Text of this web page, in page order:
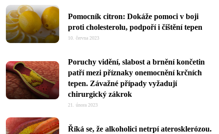
Pomocník citron: Dokáže pomoci v boji
proti cholesterolu, podpoří i čištění tepen
10. června 2023
Poruchy vidění, slabost a brnění končetin
patří mezi příznaky onemocnění krčních
tepen. Závažné případy vyžadují
chirurgický zákrok
21. února 2023
Říká se, že alkoholici netrpí aterosklerózou.